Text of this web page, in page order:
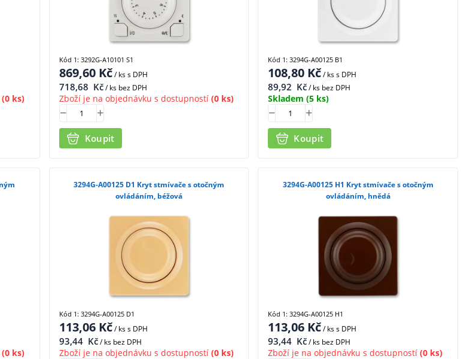
(0 ks)
869,60Kč/ kss DPH
718,68 Kč/ ks bez DPH
Zboží je na objednávku s dostupností(0 ks)
Koupit
Kód 1: 3292G-A10101 S1
108,80 Kč/ kss DPH
89,92 Kč/ ks bez DPH
Skladem (5 ks)
Koupit
Kód 1: 3294G-A00125 B1
(0 ks)
3294G-A00125 D1 Kryt stmívače s otočným
ovládáním, béžová
113,06Kč/ kss DPH
93,44 Kč/ ks bez DPH
Zboží je na objednávku s dostupností(0 ks)
Kód 1: 3294G-A00125 D1
3294G-A00125 H1 Kryt stmívače s otočným
ovládáním, hnědá
113,06 Kč/ kss DPH
93,44 Kč/ ks bez DPH
Zboží je na objednávku s dostupností (0 ks)
Kód 1: 3294G-A00125 H1